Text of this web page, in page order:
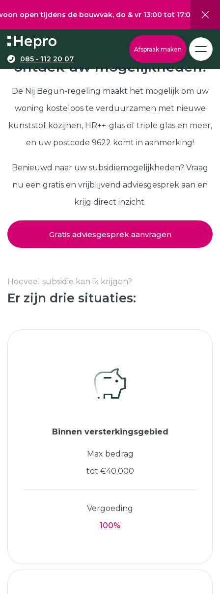
tijdens de bouwvak, do & vr 13:00 tot 17:00, za 10:00
085 - 112 20 07
Afspraak maken
Nij Begun subsidie in 9622,
ontdek uw mogelijkheden!
De Nij Begun-regeling maakt het mogelijk om uw
woning kosteloos te verduurzamen met nieuwe
kunststof kozijnen, HR++-glas of triple glas en meer,
en uw postcode 9622 komt in aanmerking!
Benieuwd naar uw subsidiemogelijkheden? Vraag
nu een gratis en vrijblijvend adviesgesprek aan en
krijg direct inzicht.
Gratis adviesgesprek aanvragen
Hoeveel subsidie kan ik krijgen?
Er zijn drie situaties:
Binnen versterkingsgebied
Max bedrag
tot €40.000
Vergoeding
100%
Wat wilt u graag verduurzamen?
Via onze configurator berekent u eenvoudig een
richtprijs voor uw kunststof kozijnen, -deuren, of
schuifpuien.
Samenstellen
Deuren
Schuifpuien
Kunststof kozijnen
Kunststof deuren
Kunststof schuifpuien
Isolatie
Klantenservice
Hepro
Subsidies
SHOWROOM BEZOEKEN